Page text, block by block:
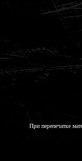
При перепечатке